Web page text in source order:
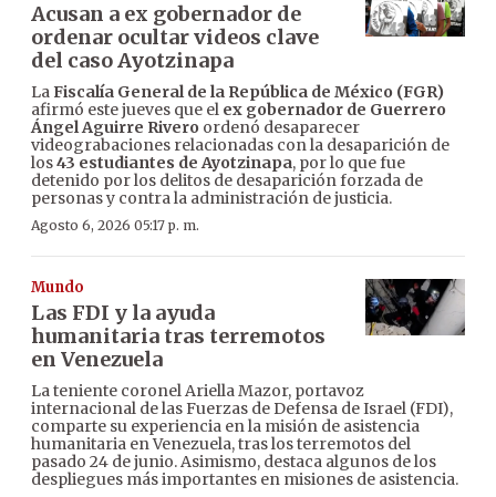
Acusan a ex gobernador de
ordenar ocultar videos clave
del caso Ayotzinapa
LaFiscalía General de la República de México (FGR)
afirmó este jueves que el ex gobernador de Guerrero
Ángel Aguirre Rivero ordenó desaparecer
videograbaciones relacionadas con la desaparición de
los43 estudiantes de Ayotzinapa, por lo que fue
detenido por los delitos de desaparición forzada de
personas y contra la administración de justicia.
Agosto 6, 2026 05:17 p. m.
Mundo
Las FDI y la ayuda
humanitaria tras terremotos
en Venezuela
La teniente coronel Ariella Mazor, portavoz
internacional de las Fuerzas de Defensa de Israel (FDI),
comparte su experiencia en la misión de asistencia
humanitaria en Venezuela, tras los terremotos del
pasado 24 de junio. Asimismo, destaca algunos de los
despliegues más importantes en misiones de asistencia.